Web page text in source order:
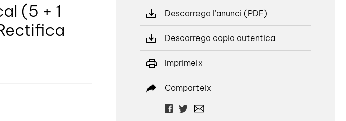
(5 + 1
Descarrega l’anunci (PDF)
Descarrega copia autentica
Imprimeix
Comparteix